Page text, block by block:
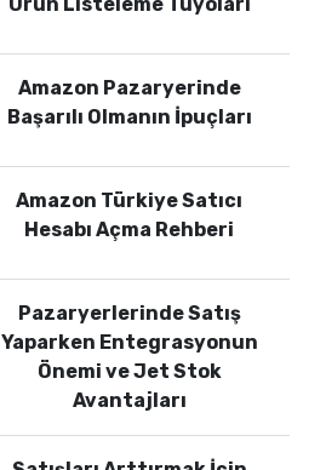
Amazon Pazaryerinde
Başarılı Olmanın İpuçları
Amazon Türkiye Satıcı
Hesabı Açma Rehberi
Pazaryerlerinde Satış
Yaparken Entegrasyonun
Önemi ve Jet Stok
Avantajları